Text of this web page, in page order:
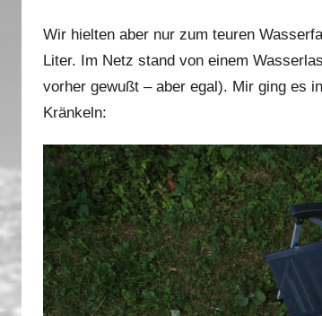
Wir hielten aber nur zum teuren
Liter. Im Netz stand von einem
vorher gewußt – aber egal). Mir ging es
Kränkeln: